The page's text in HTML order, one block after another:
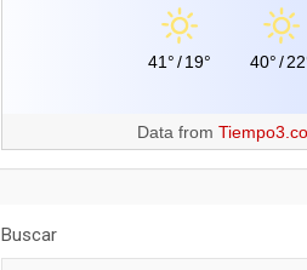
41°/ 19° 40°/
Data from
Buscar